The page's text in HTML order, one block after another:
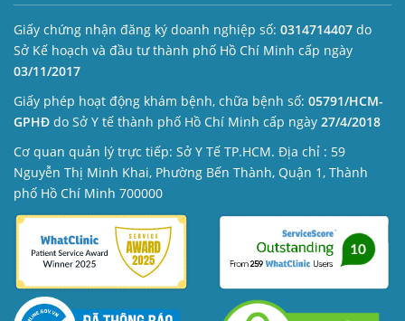
Giấy chứng nhận đăng ký doanh nghiệp số: 0314714407 do
Sở Kế hoạch và đầu tư thành phố Hồ Chí Minh cấp ngày
03/11/2017
Giấy phép hoạt động khám bệnh, chữa bệnh số: 05791/HCM-
GPHĐ do Sở Y tế thành phố Hồ Chí Minh cấp ngày 27/4/2018
Cơ quan quản lý trực tiếp: Sở Y Tế TP.HCM. Địa chỉ : 59
Nguyễn Thị Minh Khai, Phường Bến Thành, Quận 1, Thành
phố Hồ Chí Minh 700000